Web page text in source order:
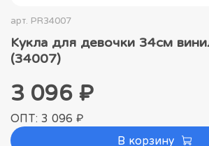
арт. PR34007
Кукла для девочки 34см
(34007)
3 096 ₽
ОПТ: 3 096 ₽
В корзину